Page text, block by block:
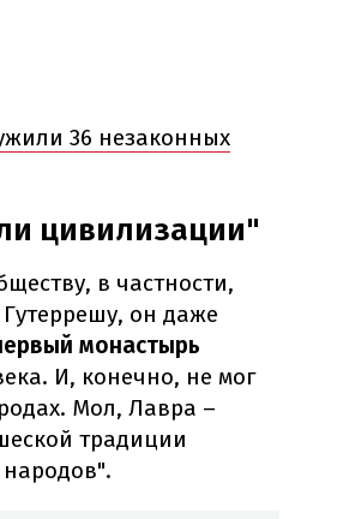
36 незаконных
цивилизации"
в частности,
он даже
монастырь
И, конечно, не мог
Мол, Лавра –
традиции
народов".